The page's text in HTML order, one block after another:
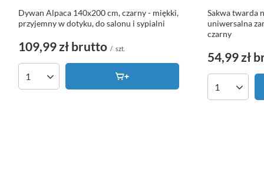
Dywan Alpaca 140x200 cm, czarny - miękki,
przyjemny w dotyku, do salonu i sypialni
109,99 zł brutto / szt.
Ilość produktów
Sakwa twarda
uniwersalna
czarny
54,99 zł
Ilość